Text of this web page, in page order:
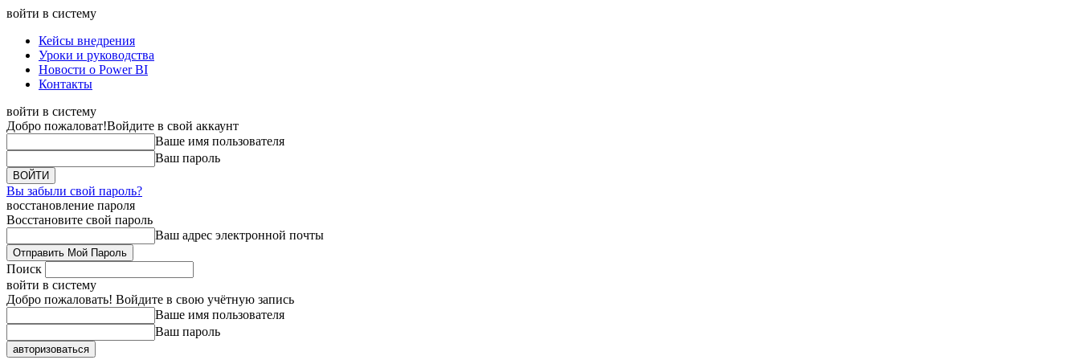
войти в систему
Кейсы внедрения
Уроки и руководства
Новости о Power BI
Контакты
войти в систему
Добро пожаловат!Войдите в свой аккаунт
Ваше имя пользователя
Ваш пароль
Вы забыли свой пароль?
восстановление пароля
Восстановите свой пароль
Ваш адрес электронной почты
Поиск
войти в систему
Добро пожаловать! Войдите в свою учётную запись
Ваше имя пользователя
Ваш пароль